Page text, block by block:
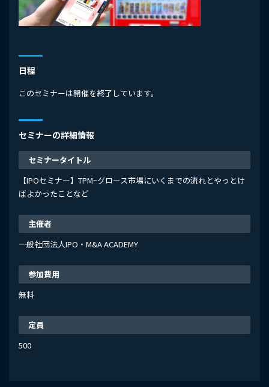
日程
このセミナーは開催を終了しています。
セミナーの詳細情報
セミナータイトル
【IPOセミナー】TPM~グロース市場にいくまでの流れとやっとけ
ばよかったことなど
主催者
一般社団法人IPO・M&A ACADEMY
参加費用
無料
定員
500